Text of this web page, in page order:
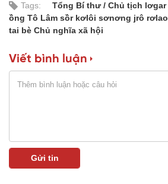
Tags: Tổng Bí thư
Chủ tịch lơgar
ồng Tô Lâm sồr kơlôi sơnơng jrô rơlao
tai bè Chủ nghĩa xã hội
Viết bình luận